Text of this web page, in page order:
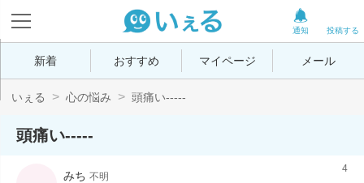
投稿する
通知
新着 おすすめ マイページ メール
いぇる 心の悩み 頭痛い-----
頭痛い-----
みち 不明
4